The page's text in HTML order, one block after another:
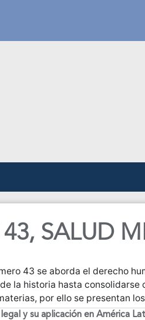
SALUD
43 se aborda el derecho
la historia hasta
por ello se presentan
y su aplicación en América